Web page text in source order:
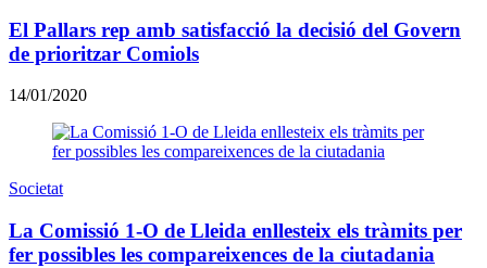
El Pallars rep amb satisfacció la decisió del Govern
de prioritzar Comiols
14/01/2020
Societat
La Comissió 1-O de Lleida enllesteix els tràmits per
fer possibles les compareixences de la ciutadania